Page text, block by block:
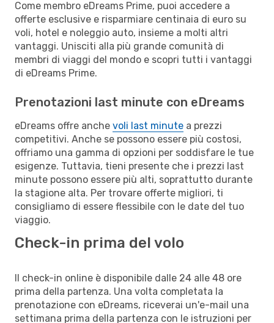
Come membro eDreams Prime, puoi accedere a
offerte esclusive e risparmiare centinaia di euro su
voli, hotel e noleggio auto, insieme a molti altri
vantaggi. Unisciti alla più grande comunità di
membri di viaggi del mondo e scopri tutti i vantaggi
di eDreams Prime.
Prenotazioni last minute con eDreams
eDreams offre anche voli last minute a prezzi
competitivi. Anche se possono essere più costosi,
offriamo una gamma di opzioni per soddisfare le tue
esigenze. Tuttavia, tieni presente che i prezzi last
minute possono essere più alti, soprattutto durante
la stagione alta. Per trovare offerte migliori, ti
consigliamo di essere flessibile con le date del tuo
viaggio.
Check-in prima del volo
Il check-in online è disponibile dalle 24 alle 48 ore
prima della partenza. Una volta completata la
prenotazione con eDreams, riceverai un'e-mail una
settimana prima della partenza con le istruzioni per